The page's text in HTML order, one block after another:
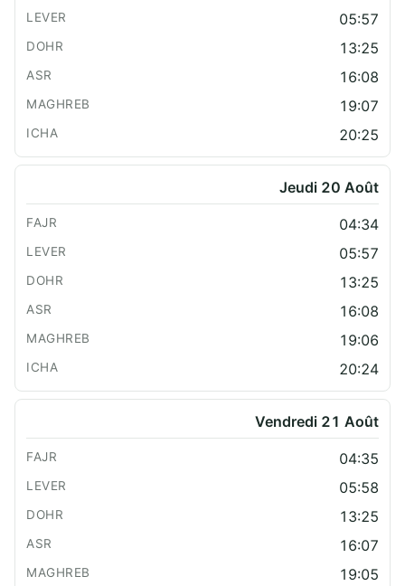
05:57
13:25
16:08
19:07
20:25
Jeudi 20 Août
04:34
05:57
13:25
16:08
19:06
20:24
Vendredi 21 Août
04:35
05:58
13:25
16:07
19:05